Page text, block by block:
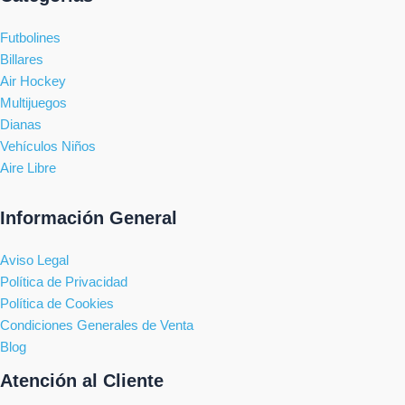
Futbolines
Billares
Air Hockey
Multijuegos
Dianas
Vehículos Niños
Aire Libre
Información General
Aviso Legal
Política de Privacidad
Política de Cookies
Condiciones Generales de Venta
Blog
Atención al Cliente